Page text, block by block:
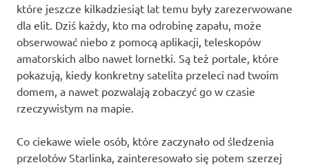
które jeszcze kilkadziesiąt lat temu były zarezerwowane
dla elit. Dziś każdy, kto ma odrobinę zapału, może
obserwować niebo z pomocą aplikacji, teleskopów
amatorskich albo nawet lornetki. Są też portale, które
pokazują, kiedy konkretny satelita przeleci nad twoim
domem, a nawet pozwalają zobaczyć go w czasie
rzeczywistym na mapie.
Co ciekawe wiele osób, które zaczynało od śledzenia
przelotów Starlinka, zainteresowało się potem szerzej